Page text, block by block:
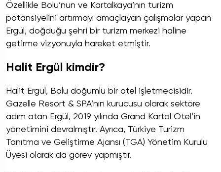
Özellikle Bolu’nun ve Kartalkaya’nın turizm
potansiyelini artırmayı amaçlayan çalışmalar yapan
Ergül, doğduğu şehri bir turizm merkezi haline
getirme vizyonuyla hareket etmiştir.
Halit Ergül kimdir?
Halit Ergül, Bolu doğumlu bir otel işletmecisidir.
Gazelle Resort & SPA’nın kurucusu olarak sektöre
adım atan Ergül, 2019 yılında Grand Kartal Otel’in
yönetimini devralmıştır. Ayrıca, Türkiye Turizm
Tanıtma ve Geliştirme Ajansı (TGA) Yönetim Kurulu
Üyesi olarak da görev yapmıştır.